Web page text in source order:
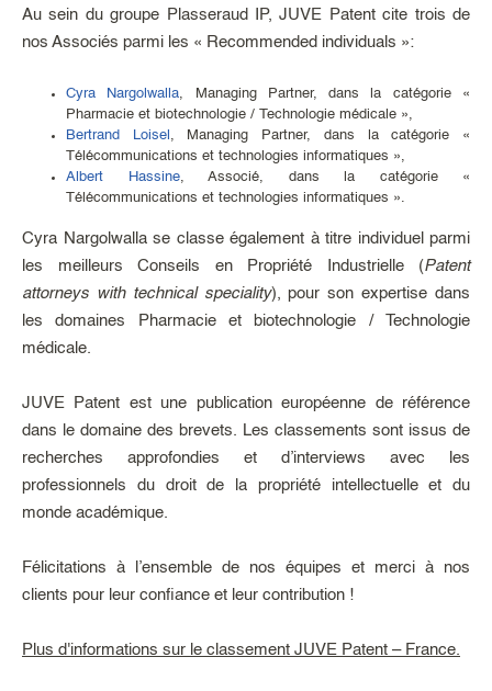
Au sein du groupe Plasseraud IP, JUVE Patent cite trois de
nos Associés parmi les « Recommended individuals »:
Cyra Nargolwalla, Managing Partner, dans la catégorie «
Pharmacie et biotechnologie / Technologie médicale »,
Bertrand Loisel , Managing Partner, dans la catégorie «
Télécommunications et technologies informatiques »,
Albert Hassine, Associé, dans la catégorie «
Télécommunications et technologies informatiques ».
Cyra Nargolwalla se classe également à titre individuel parmi
les meilleurs Conseils en Propriété Industrielle (Patent
attorneys with technical speciality), pour son expertise dans
les domaines Pharmacie et biotechnologie / Technologie
médicale.
JUVE Patent est une publication européenne de référence
dans le domaine des brevets. Les classements sont issus de
recherches approfondies et d’interviews avec les
professionnels du droit de la propriété intellectuelle et du
monde académique.
Félicitations à l’ensemble de nos équipes et merci à nos
clients pour leur confiance et leur contribution !
Plus d'informations sur le classement JUVE Patent – France.